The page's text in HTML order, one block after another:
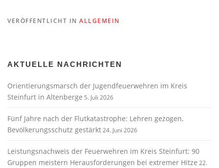
VERÖFFENTLICHT IN ALLGEMEIN
AKTUELLE NACHRICHTEN
Orientierungsmarsch der Jugendfeuerwehren im Kreis
Steinfurt in Altenberge 5. Juli 2026
Fünf Jahre nach der Flutkatastrophe: Lehren gezogen,
Bevölkerungsschutz gestärkt24. Juni 2026
Leistungsnachweis der Feuerwehren im Kreis Steinfurt: 90
Gruppen meistern Herausforderungen bei extremer Hitze 22.